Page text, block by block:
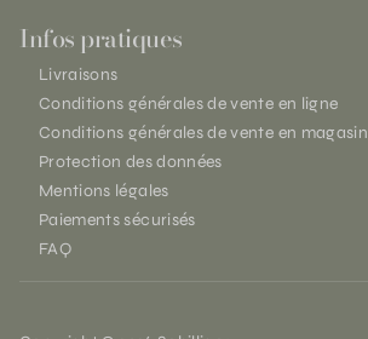
Infos pratiques
Livraisons
Conditions générales de vente en ligne
Conditions générales de vente en magasin
Protection des données
Mentions légales
Paiements sécurisés
FAQ